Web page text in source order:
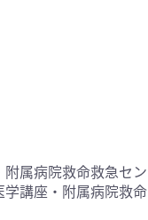
属病院救命救急セン
講座・附属病院救命